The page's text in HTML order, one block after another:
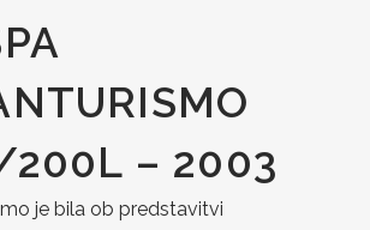
200L – 2003
je bila ob predstavitvi